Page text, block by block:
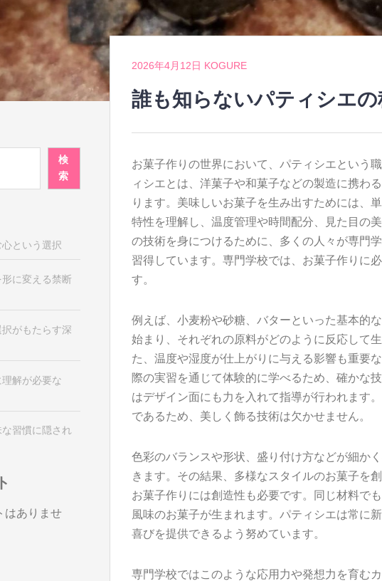
2026年4月12日 KOGURE
誰も知らないパティシエ
お菓子作りの世界において、パティシエという
ィシエとは、洋菓子や和菓子などの製造に携わ
ります。美味しいお菓子を生み出すためには、
特性を理解し、温度管理や時間配分、見た目の
の技術を身につけるために、多くの人々が専門
習得しています。専門学校では、お菓子作りに
す。
例えば、小麦粉や砂糖、バターといった基本的
始まり、それぞれの原料がどのように反応して
た、温度や湿度が仕上がりに与える影響も重要
際の実習を通じて体験的に学べるため、確かな
はデザイン面にも力を入れて指導が行われます
であるため、美しく飾る技術は欠かせません。
色彩のバランスや形状、盛り付け方などが細か
きます。その結果、多様なスタイルのお菓子を
お菓子作りには創造性も必要です。同じ材料で
風味のお菓子が生まれます。パティシエは常に
喜びを提供できるよう努めています。
専門学校ではこのような応用力や発想力を育む
検
索
という選択
に変える禁断
がもたらす深
解が必要な
習慣に隠され
はありませ